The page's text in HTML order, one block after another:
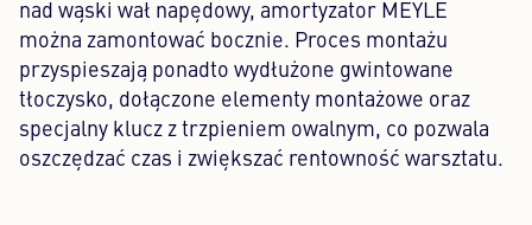
nad wąski wał napędowy, amortyzator MEYLE
można zamontować bocznie. Proces montażu
przyspieszają ponadto wydłużone gwintowane
tłoczysko, dołączone elementy montażowe oraz
specjalny klucz z trzpieniem owalnym, co pozwala
oszczędzać czas i zwiększać rentowność warsztatu.